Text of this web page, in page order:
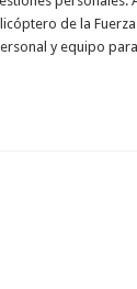
de la
y equipo